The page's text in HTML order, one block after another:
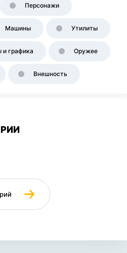
Персонажи
Машины Утилиты
и графика Оружее
Внешность